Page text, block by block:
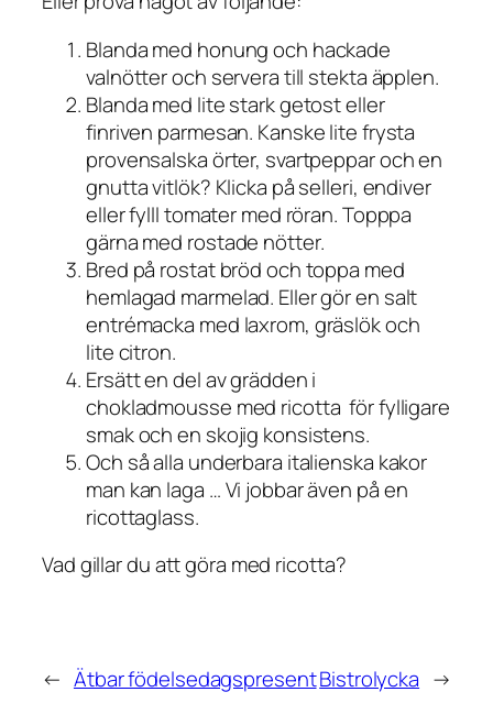
Blanda med honung och hackade
valnötter och servera till stekta äpplen.
Blanda med lite stark getost eller
finriven parmesan. Kanske lite frysta
provensalska örter, svartpeppar och en
gnutta vitlök? Klicka på selleri, endiver
eller fylll tomater med röran. Topppa
gärna med rostade nötter.
Bred på rostat bröd och toppa med
hemlagad marmelad. Eller gör en salt
entrémacka med laxrom, gräslök och
lite citron.
Ersätt en del av grädden i
chokladmousse med ricotta för fylligare
smak och en skojig konsistens.
Och så alla underbara italienska kakor
man kan laga … Vi jobbar även på en
ricottaglass.
Vad gillar du att göra med ricotta?
← Ätbar födelsedagspresentBistrolycka →